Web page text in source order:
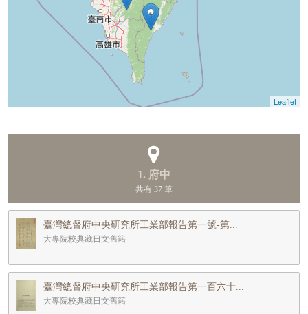
1
Leaflet
1. 府中
共有 37 筆
臺灣總督府中央研究所工業部報告第一號-第...
大專院校典藏日文舊籍
臺灣總督府中央研究所工業部報告第一百六十...
大專院校典藏日文舊籍